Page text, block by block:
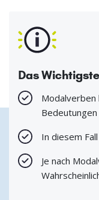
Das
Modalverben
Bedeutungen
In diesem
Je nach